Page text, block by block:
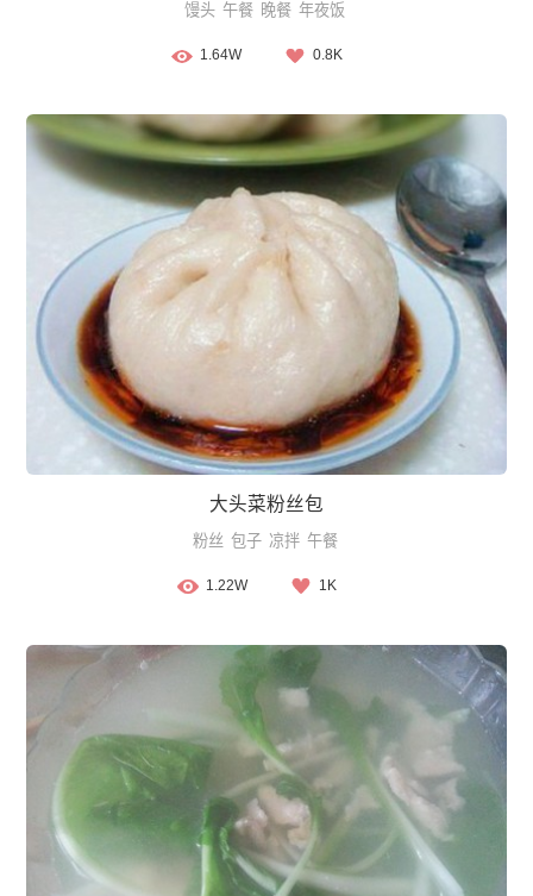
馒头 午餐 晚餐 年夜饭
1.64W 0.8K
大头菜粉丝包
粉丝 包子 凉拌 午餐
1.22W 1K